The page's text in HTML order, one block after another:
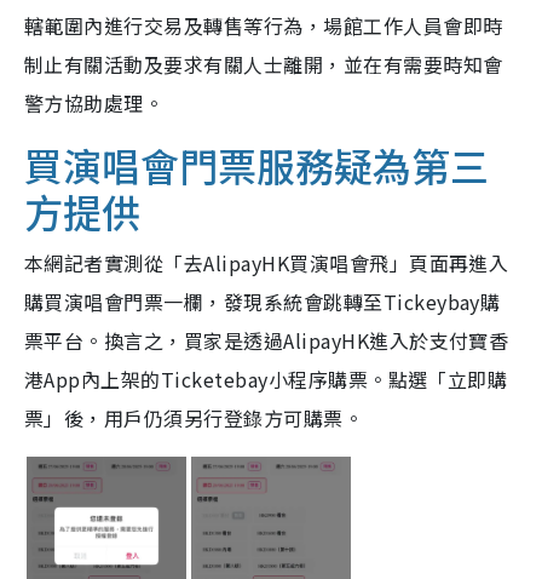
轄範圍內進行交易及轉售等行為，場館工作人員會即時
制止有關活動及要求有關人士離開，並在有需要時知會
警方協助處理。
買演唱會門票服務疑為第三
方提供
本網記者實測從「去AlipayHK買演唱會飛」頁面再進入
購買演唱會門票一欄，發現系統會跳轉至Tickeybay購
票平台。換言之，買家是透過AlipayHK進入於支付寶香
港App內上架的Ticketebay小程序購票。點選「立即購
票」後，用戶仍須另行登錄方可購票。